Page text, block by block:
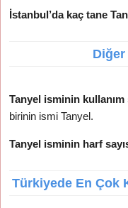
İstanbul’da kaç tane
Tanyel isminin kullanım
birinin ismi Tanyel.
Tanyel isminin harf
Türkiyede En Çok